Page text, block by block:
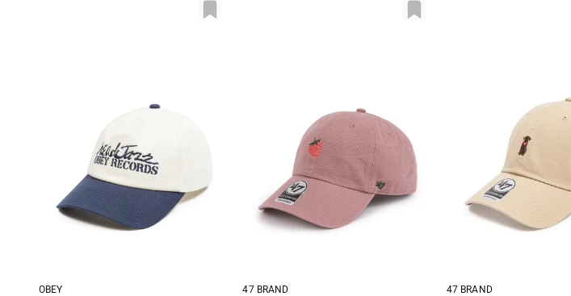
OBEY
47 BRAND
47 BRAND